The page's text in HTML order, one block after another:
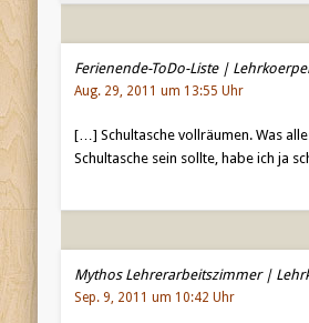
Ferienende-ToDo-Liste |
Aug. 29, 2011 um 13:55 Uhr
[…] Schultasche vollräumen. Was
Schultasche sein sollte, habe ich ja
Mythos Lehrerarbeitszimmer |
Sep. 9, 2011 um 10:42 Uhr